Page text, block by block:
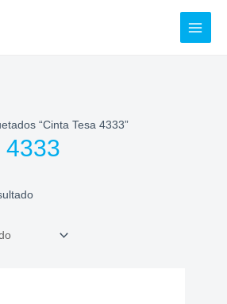
“Cinta Tesa 4333”
4333